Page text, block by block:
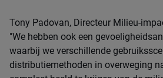
Tony Padovan, Directeur Milieu-
"We hebben ook een
waarbij we verschillende
distributiemethoden in overweging